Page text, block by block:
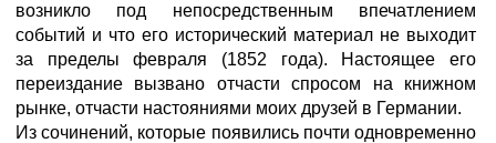
возникло под непосредственным впечатлением
событий и что его исторический материал не выходит
за пределы февраля (1852 года). Настоящее его
переиздание вызвано отчасти спросом на книжном
рынке, отчасти настояниями моих друзей в Германии.
Из сочинений, которые появились почти одновременно